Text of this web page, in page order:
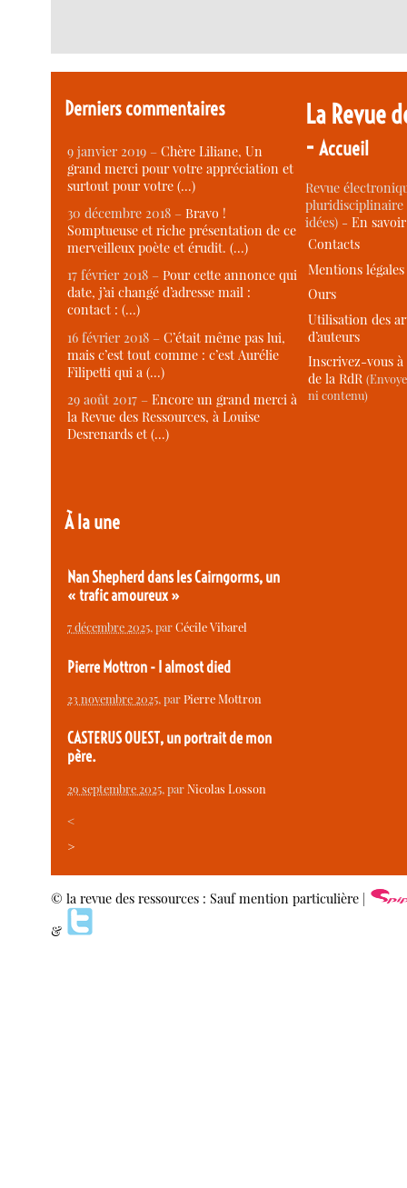
Derniers commentaires
9 janvier 2019 –Chère Liliane, Un
grand merci pour votre appréciation et
surtout pour votre (…)
30 décembre 2018 –Bravo !
Somptueuse et riche présentation de ce
merveilleux poète et érudit. (…)
17 février 2018 –Pour cette annonce qui
date, j’ai changé d’adresse mail :
contact : (…)
16 février 2018 –C’était même pas lui,
mais c’est tout comme : c’est Aurélie
Filipetti qui a (…)
29 août 2017 –Encore un grand merci à
la Revue des Ressources, à Louise
Desrenards et (…)
À la une
Nan Shepherd dans les Cairngorms, un
« trafic amoureux »
7 décembre 2025, parCécile Vibarel
Pierre Mottron - I almost died
23 novembre 2025, parPierre Mottron
CASTERUS OUEST, un portrait de mon
père.
29 septembre 2025, parNicolas Losson
<
>
La Revue
-Accueil
Revue
idées) -En
Contacts
Mentions légales
Ours
Utilisation des
d’auteurs
Inscrivez-vous
de la RdR
ni contenu)
© la revue des ressources : Sauf mention particulière |
&